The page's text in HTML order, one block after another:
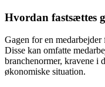
Hvordan fastsættes
Gagen for en
Disse kan omfatte
branchenormer, kravene i
økonomiske situation.